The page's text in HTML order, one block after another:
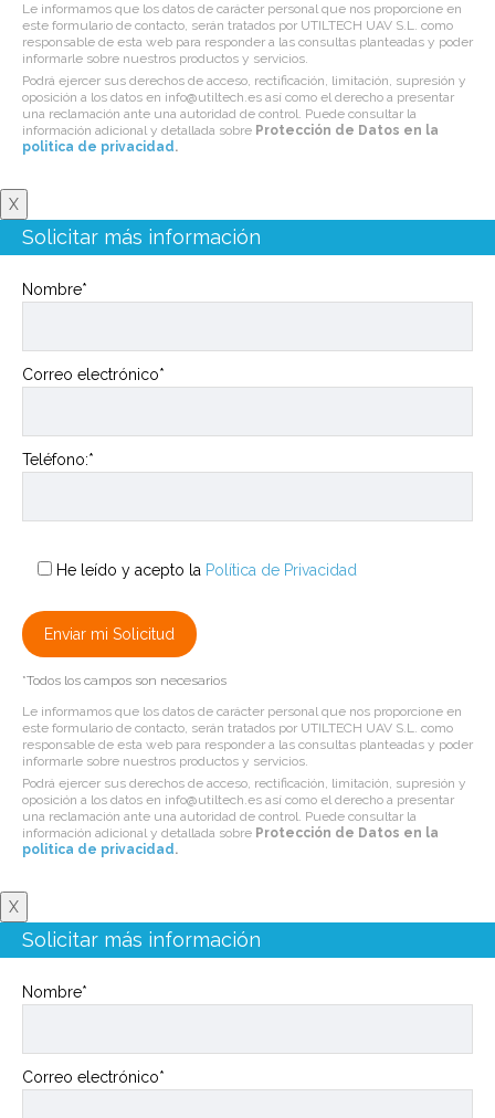
Le informamos que los datos de carácter personal que nos proporcione en
este formulario de contacto, serán tratados por UTILTECH UAV S.L. como
responsable de esta web para responder a las consultas planteadas y poder
informarle sobre nuestros productos y servicios.
Podrá ejercer sus derechos de acceso, rectificación, limitación, supresión y
oposición a los datos en info@utiltech.es así como el derecho a presentar
una reclamación ante una autoridad de control. Puede consultar la
información adicional y detallada sobre Protección de Datos en la
politica de privacidad.
X
Solicitar más información
Nombre*
Correo electrónico*
Teléfono:*
He leído y acepto la Política de Privacidad
*Todos los campos son necesarios
Le informamos que los datos de carácter personal que nos proporcione en
este formulario de contacto, serán tratados por UTILTECH UAV S.L. como
responsable de esta web para responder a las consultas planteadas y poder
informarle sobre nuestros productos y servicios.
Podrá ejercer sus derechos de acceso, rectificación, limitación, supresión y
oposición a los datos en info@utiltech.es así como el derecho a presentar
una reclamación ante una autoridad de control. Puede consultar la
información adicional y detallada sobre Protección de Datos en la
politica de privacidad.
X
Solicitar más información
Nombre*
Correo electrónico*